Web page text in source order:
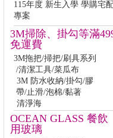
115年度 新生入學 學購宅
專案
3M掃除、掛勾等滿
免運費
3M拖把/掃把/刷具系列
/清潔工具/菜瓜布
3M 防水收納/掛勾/膠
帶/止滑/泡棉/黏著
清淨海
OCEAN GLASS 餐飲
用玻璃